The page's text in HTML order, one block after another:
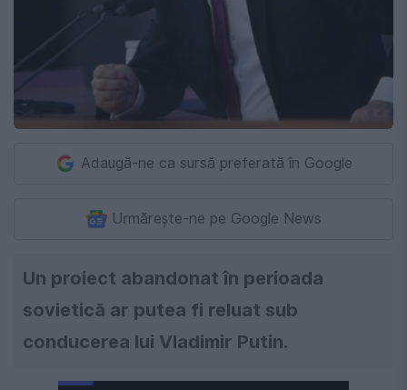
Adaugă-ne ca sursă preferată în Google
Urmărește-ne pe Google News
Un proiect abandonat în perioada
sovietică ar putea fi reluat sub
conducerea lui Vladimir Putin.